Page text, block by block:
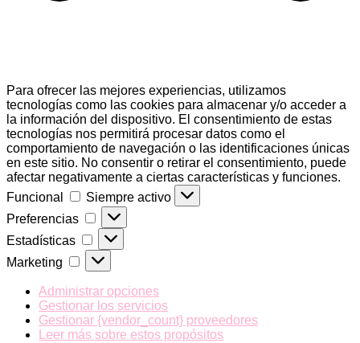
Para ofrecer las mejores experiencias, utilizamos
tecnologías como las cookies para almacenar y/o acceder a
la información del dispositivo. El consentimiento de estas
tecnologías nos permitirá procesar datos como el
comportamiento de navegación o las identificaciones únicas
en este sitio. No consentir o retirar el consentimiento, puede
afectar negativamente a ciertas características y funciones.
Funcional
Funcional
Siempre activo
Preferencias
Preferencias
Estadísticas Estadísticas
Marketing Marketing
Administrar opciones
Gestionar los servicios
Gestionar {vendor_count} proveedores
Leer más sobre estos propósitos